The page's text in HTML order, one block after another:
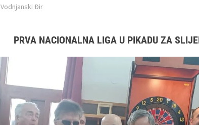
Vodnjanski Đir
PRVA NACIONALNA LIGA U PIKADU ZA